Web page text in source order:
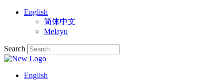
English
简体中文
Melayu
Search
English